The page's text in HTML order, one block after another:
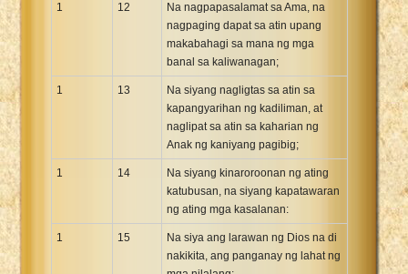
1 12
Na nagpapasalamat sa Ama, na
nagpaging dapat sa atin upang
makabahagi sa mana ng mga
banal sa kaliwanagan;
1 13
Na siyang nagligtas sa atin sa
kapangyarihan ng kadiliman, at
naglipat sa atin sa kaharian ng
Anak ng kaniyang pagibig;
1 14
Na siyang kinaroroonan ng ating
katubusan, na siyang kapatawaran
ng ating mga kasalanan:
1 15
Na siya ang larawan ng Dios na di
nakikita, ang panganay ng lahat ng